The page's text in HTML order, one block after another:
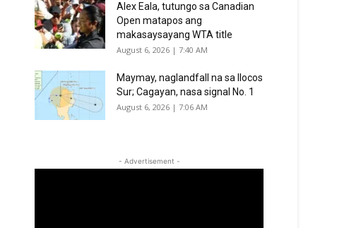
Alex Eala, tutungo sa Canadian
Open matapos ang
makasaysayang WTA title
August 6, 2026 | 7:40 AM
Maymay, naglandfall na sa Ilocos
Sur; Cagayan, nasa signal No. 1
August 6, 2026 | 7:06 AM
- Advertisement -